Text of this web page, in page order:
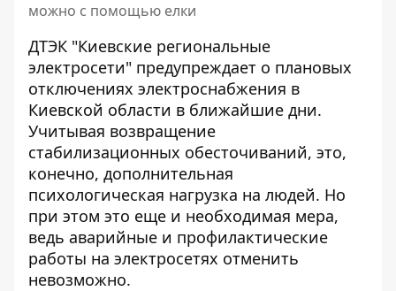
можно с помощью елки
ДТЭК "Киевские региональные
электросети" предупреждает о плановых
отключениях электроснабжения в
Киевской области в ближайшие дни.
Учитывая возвращение
стабилизационных обесточиваний, это,
конечно, дополнительная
психологическая нагрузка на людей. Но
при этом это еще и необходимая мера,
ведь аварийные и профилактические
работы на электросетях отменить
невозможно.